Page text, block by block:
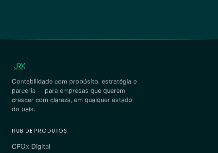
Contabilidade com propósito, estratégia e
parceria — para empresas que querem
crescer com clareza, em qualquer estado
do país.
HUB DE PRODUTOS
CFOx Digital